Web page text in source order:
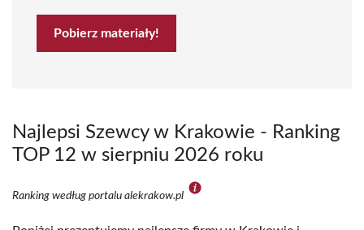
Pobierz materiały!
Najlepsi Szewcy w Krakowie - Ranking
TOP 12 w sierpniu 2026 roku
Ranking według portalu alekrakow.pl